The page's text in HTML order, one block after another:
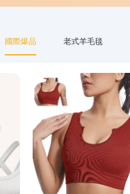
國際爆品 老式羊毛毯